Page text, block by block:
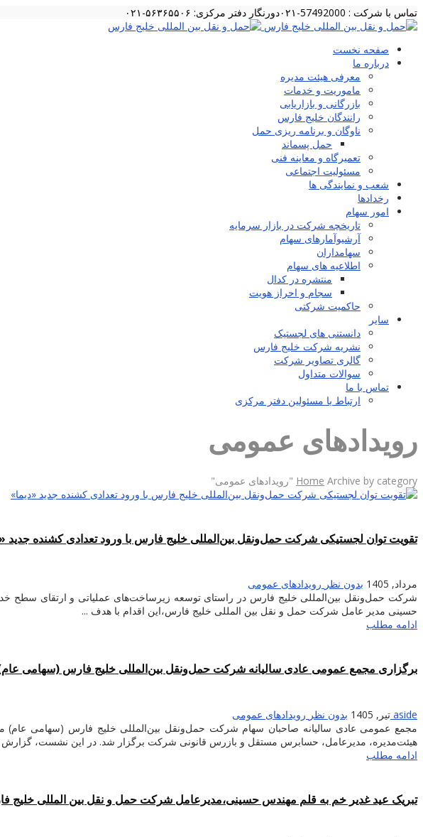
تماس با شرکت : 57492000-۰۲۱ دورنگار دفتر مرکزی: ۵۶۳۶۵۵۰۶-۰۲۱
صفحه نخست
درباره ما
معرفی هیئت مدیره
ماموریت و خدمات
بازرگانی و بازاریابی
رانندگان خلیج فارس
ناوگان و برنامه ریزی حمل
حمل پسماند
تعمیرگاه و معاینه فنی
مسئولیت اجتماعی
شعب و نمایندگی ها
رخدادها
امور سهام
تاریخچه شرکت در بازار سرمایه
آرشیوآمارهای سهام
سهامداران
اطلاعیه های سهام
منتشره در کدال
سجام و احراز هویت
حاکمیت شرکتی
سایر
دانستنی های لجستیک
نشریه شرکت خلیج فارس
گالری تصاویر شرکت
سوالات متداول
تماس با ما
ارتباط با مسئولین دفتر مرکزی
رویدادهای عمومی
Home Archive by category "رویدادهای عمومی"
تقویت توان لجستیکی شرکت حمل‌ونقل بین‌المللی خلیج فارس با ورود تعدادی کشنده جدید
مرداد, 1405 بدون نظر رویدادهای عمومی
شرکت حمل‌ونقل بین‌المللی خلیج فارس در راستای توسعه زیرساخت‌های عملیاتی و ارتقای سطح
حسینی مدیر عامل شرکت حمل و نقل بین المللی خلیج فارس،این اقدام با هدف ...
ادامه مطلب
برگزاری مجمع عمومی عادی سالیانه شرکت حمل‌ونقل بین‌المللی خلیج فارس (سهامی
aside تیر, 1405 بدون نظر رویدادهای عمومی
هیئت‌مدیره، مدیرعامل، حسابرس مستقل و بازرس قانونی شرکت برگزار شد. در این نشست،
ادامه مطلب
تبریک عید غدیر خم به قلم مهندس حسینی،مدیرعامل شرکت حمل و نقل بین المللی خلیج